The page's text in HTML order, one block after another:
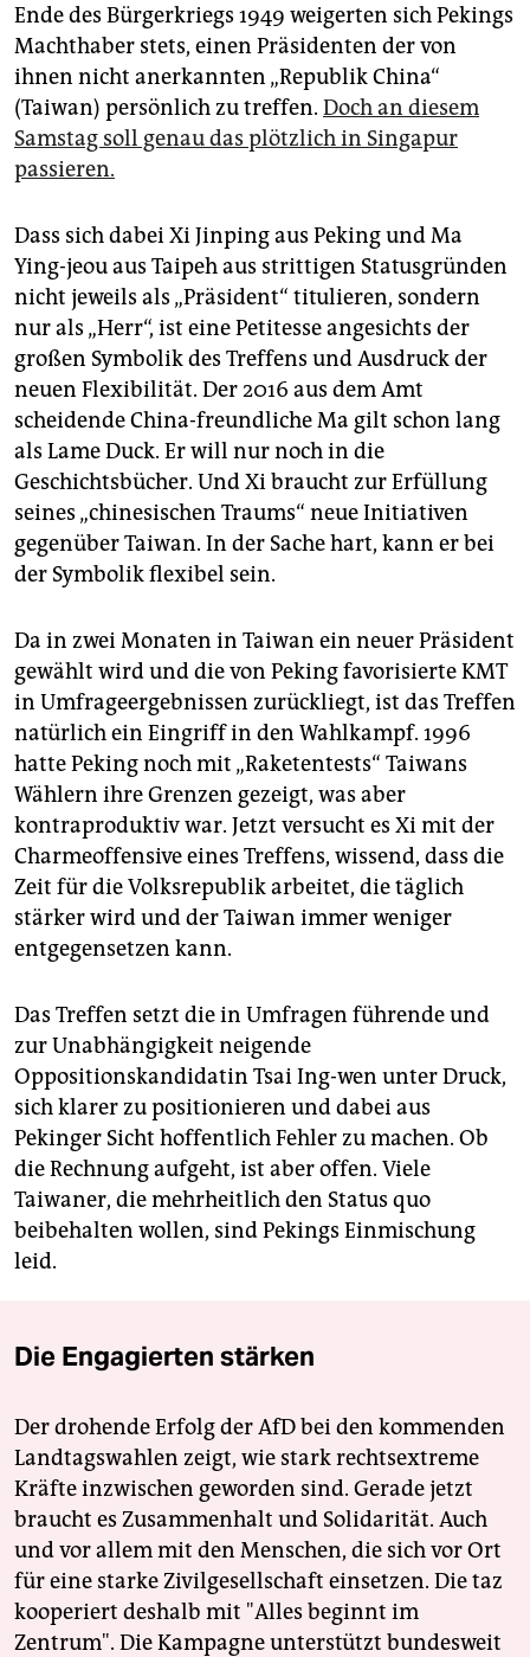
Ende des Bürgerkriegs 1949 weigerten sich Pekings
Machthaber stets, einen Präsidenten der von
ihnen nicht anerkannten „Republik China“
(Taiwan) persönlich zu treffen. Doch an diesem
Samstag soll genau das plötzlich in Singapur
passieren.
Dass sich dabei Xi Jinping aus Peking und Ma
Ying-jeou aus Taipeh aus strittigen Statusgründen
nicht jeweils als „Präsident“ titulieren, sondern
nur als „Herr“, ist eine Petitesse angesichts der
großen Symbolik des Treffens und Ausdruck der
neuen Flexibilität. Der 2016 aus dem Amt
scheidende China-freundliche Ma gilt schon lang
als Lame Duck. Er will nur noch in die
Geschichtsbücher. Und Xi braucht zur Erfüllung
seines „chinesischen Traums“ neue Initiativen
gegenüber Taiwan. In der Sache hart, kann er bei
der Symbolik flexibel sein.
Da in zwei Monaten in Taiwan ein neuer Präsident
gewählt wird und die von Peking favorisierte KMT
in Umfrageergebnissen zurückliegt, ist das Treffen
natürlich ein Eingriff in den Wahlkampf. 1996
hatte Peking noch mit „Raketentests“ Taiwans
Wählern ihre Grenzen gezeigt, was aber
kontraproduktiv war. Jetzt versucht es Xi mit der
Charmeoffensive eines Treffens, wissend, dass die
Zeit für die Volksrepublik arbeitet, die täglich
stärker wird und der Taiwan immer weniger
entgegensetzen kann.
Das Treffen setzt die in Umfragen führende und
zur Unabhängigkeit neigende
Oppositionskandidatin Tsai Ing-wen unter Druck,
sich klarer zu positionieren und dabei aus
Pekinger Sicht hoffentlich Fehler zu machen. Ob
die Rechnung aufgeht, ist aber offen. Viele
Taiwaner, die mehrheitlich den Status quo
beibehalten wollen, sind Pekings Einmischung
leid.
Die Engagierten stärken
Der drohende Erfolg der AfD bei den kommenden
Landtagswahlen zeigt, wie stark rechtsextreme
Kräfte inzwischen geworden sind. Gerade jetzt
braucht es Zusammenhalt und Solidarität. Auch
und vor allem mit den Menschen, die sich vor Ort
für eine starke Zivilgesellschaft einsetzen. Die taz
kooperiert deshalb mit "Alles beginnt im
Zentrum". Die Kampagne unterstützt bundesweit